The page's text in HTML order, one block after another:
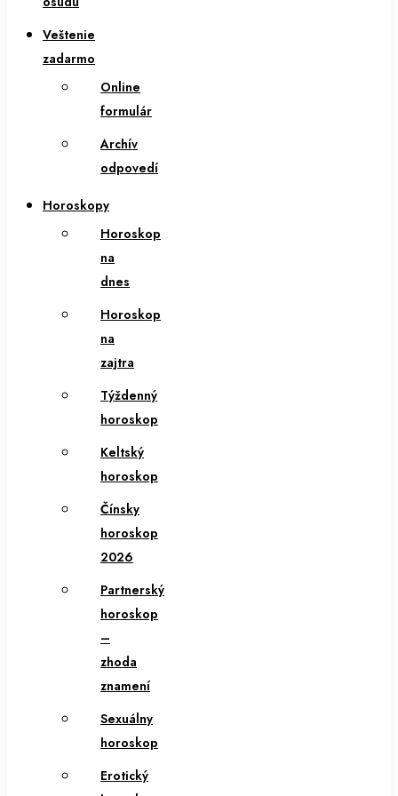
Veštenie
zadarmo
Online
formulár
Archív
odpovedí
Horoskopy
Horoskop
na
dnes
Horoskop
na
zajtra
Týždenný
horoskop
Keltský
horoskop
Čínsky
horoskop
2026
Partnerský
horoskop
–
zhoda
znamení
Sexuálny
horoskop
Erotický